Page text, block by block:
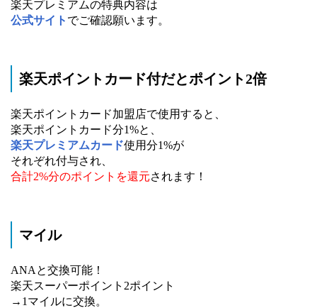
楽天プレミアムの特典内容は
公式サイト でご確認願います。
楽天ポイントカード付だとポイント2倍
楽天ポイントカード加盟店で使用すると、
楽天ポイントカード分1%と、
楽天プレミアムカード使用分1%が
それぞれ付与され、
合計2%分のポイントを還元されます！
マイル
ANAと交換可能！
楽天スーパーポイント2ポイント
→1マイルに交換。